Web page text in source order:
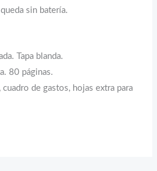
sin batería.
Tapa blanda.
80 páginas.
de gastos, hojas extra para